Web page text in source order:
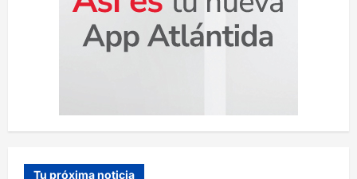
Tu próxima noticia